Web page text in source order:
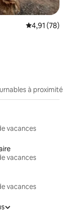
Évaluation
4,91 (78)
à proximité
vacances
vacances
vacances